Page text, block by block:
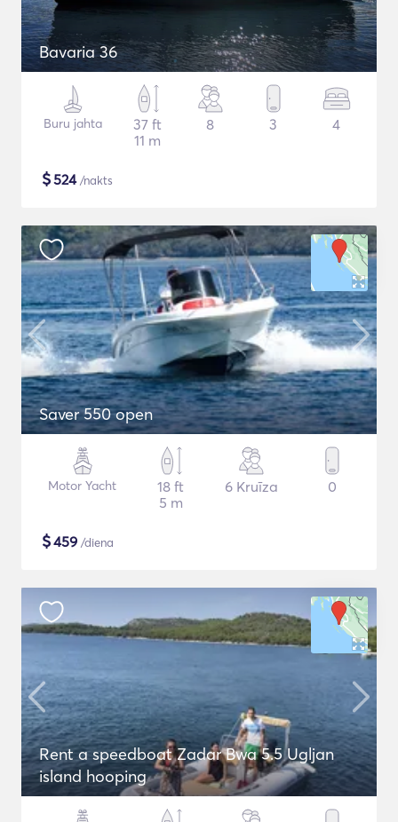
Bavaria 36
Buru jahta
37 ft
11 m
8 3 4
$524/nakts
Saver 550 open
Motor Yacht
18 ft
5 m
6 Kruīza 0
$459 /diena
Rent a speedboat Zadar Bwa 5.5 Ugljan
island hooping